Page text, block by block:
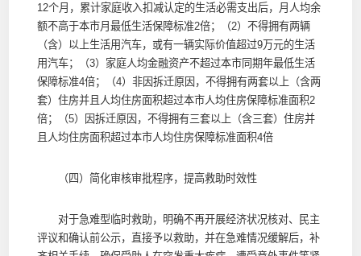
12个月，累计家庭收入扣减认定的生活必需支出后，月人均余
额不高于本市月最低生活保障标准2倍；（2）不得拥有两辆
（含）以上生活用汽车，或有一辆实际价值超过9万元的生活
用汽车；（3）家庭人均金融资产不超过本市同期年最低生活
保障标准4倍；（4）非因拆迁原因，不得拥有两套以上（含两
套）住房并且人均住房面积超过本市人均住房保障标准面积2
倍；（5）因拆迁原因，不得拥有三套以上（含三套）住房并
且人均住房面积超过本市人均住房保障标准面积4倍
（四）简化审核审批程序，提高救助时效性
对于急难型临时救助，明确不再开展经济状况核对、民主
评议和确认前公示，直接予以救助，并在急难情况缓解后，补